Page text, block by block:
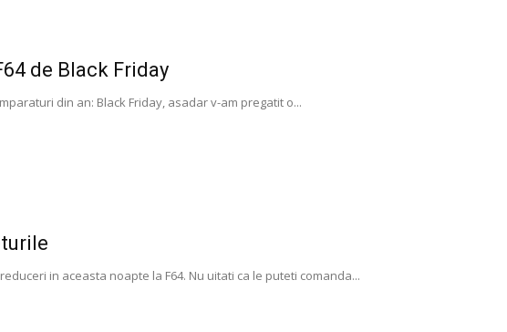
de Black Friday
din an: Black Friday, asadar v-am pregatit o...
in aceasta noapte la F64. Nu uitati ca le puteti comanda...